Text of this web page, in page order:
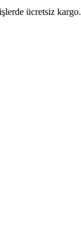
ücretsiz kargo.